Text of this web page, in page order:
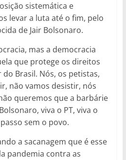
sistemática e
levar a luta até o fim, pelo
de Jair Bolsonaro.
mas a democracia
que protege os direitos
Brasil. Nós, os petistas,
não vamos desistir, nós
queremos que a barbárie
viva o PT, viva o
sem o povo.
a sacanagem que é esse
pandemia contra as